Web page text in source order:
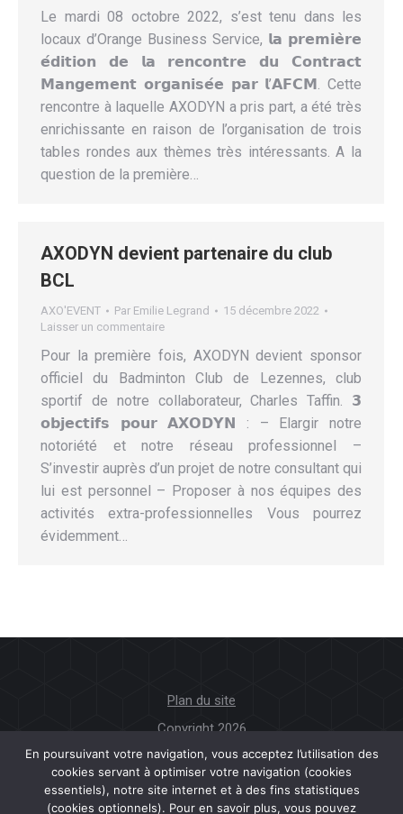
Le mardi 08 octobre 2022, s’est tenu dans les
locaux d’Orange Business Service, 𝗹𝗮 𝗽𝗿𝗲𝗺𝗶𝗲̀𝗿𝗲
𝗲́𝗱𝗶𝘁𝗶𝗼𝗻 𝗱𝗲 𝗹𝗮 𝗿𝗲𝗻𝗰𝗼𝗻𝘁𝗿𝗲 𝗱𝘂 𝗖𝗼𝗻𝘁𝗿𝗮𝗰𝘁
𝗠𝗮𝗻𝗴𝗲𝗺𝗲𝗻𝘁 𝗼𝗿𝗴𝗮𝗻𝗶𝘀𝗲́𝗲 𝗽𝗮𝗿 𝗹’𝗔𝗙𝗖𝗠. Cette
rencontre à laquelle AXODYN a pris part, a été très
enrichissante en raison de l’organisation de trois
tables rondes aux thèmes très intéressants. A la
question de la première…
AXODYN devient partenaire du club
BCL
AXO'EVENT Par Emilie Legrand
15 décembre 2022
Laisser un commentaire
Pour la première fois, AXODYN devient sponsor
officiel du Badminton Club de Lezennes, club
sportif de notre collaborateur, Charles Taffin. 𝟯
𝗼𝗯𝗷𝗲𝗰𝘁𝗶𝗳𝘀 𝗽𝗼𝘂𝗿 𝗔𝗫𝗢𝗗𝗬𝗡 : – Elargir notre
notoriété et notre réseau professionnel –
S’investir auprès d’un projet de notre consultant qui
lui est personnel – Proposer à nos équipes des
activités extra-professionnelles Vous pourrez
évidemment…
Plan du site
Copyright 2026
Mentions légales
En poursuivant votre navigation, vous acceptez l’utilisation des
cookies servant à optimiser votre navigation (cookies
essentiels), notre site internet et à des fins statistiques
(cookies optionnels). Pour en savoir plus, vous pouvez